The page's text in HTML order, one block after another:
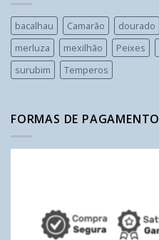
bacalhau Camarão dourado
merluza
mexilhão Peixes
surubim
Temperos
FORMAS DE PAGAMENTO